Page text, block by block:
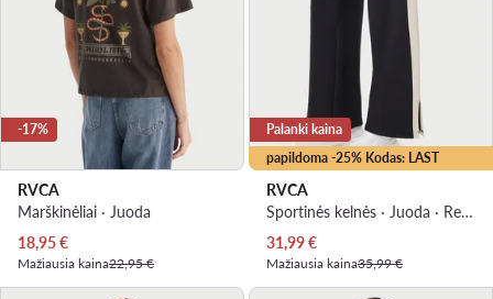
-17%
RVCA
Marškinėliai · Juoda
Dabartinė kaina
18,95€
Mažiausia kaina22,95 €
papildoma -25% Kodas: LAST
Palanki kaina
RVCA
Sportinės kelnės · Juoda · Relaxed Fit
Dabartinė kaina
31,99€
Mažiausia kaina35,99 €